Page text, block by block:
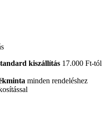
kiszállítás 17.000 Ft-tól
minden rendeléshez